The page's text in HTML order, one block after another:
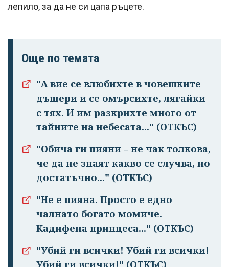
лепило, за да не си цапа ръцете.
Още по темата
"А вие се влюбихте в чо­вешките
дъщери и се омърсихте, лягайки
с тях. И им раз­крихте много от
тайните на небесата..." (ОТКЪС)
"Обича ги пияни – не чак толкова,
че да не знаят какво се случва, но
достатъчно..." (ОТКЪС)
"Не е пияна. Просто е едно
чалнато бога­то момиче.
Кадифена принцеса..." (ОТКЪС)
"Убий ги всички! Убий ги всички!
Убий ги всички!" (ОТКЪС)